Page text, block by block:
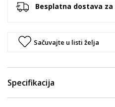
Besplatna dostava za
Sačuvajte u listi želja
Specifikacija